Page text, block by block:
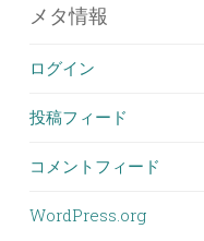
メタ情報
ログイン
投稿フィード
コメントフィード
WordPress.org